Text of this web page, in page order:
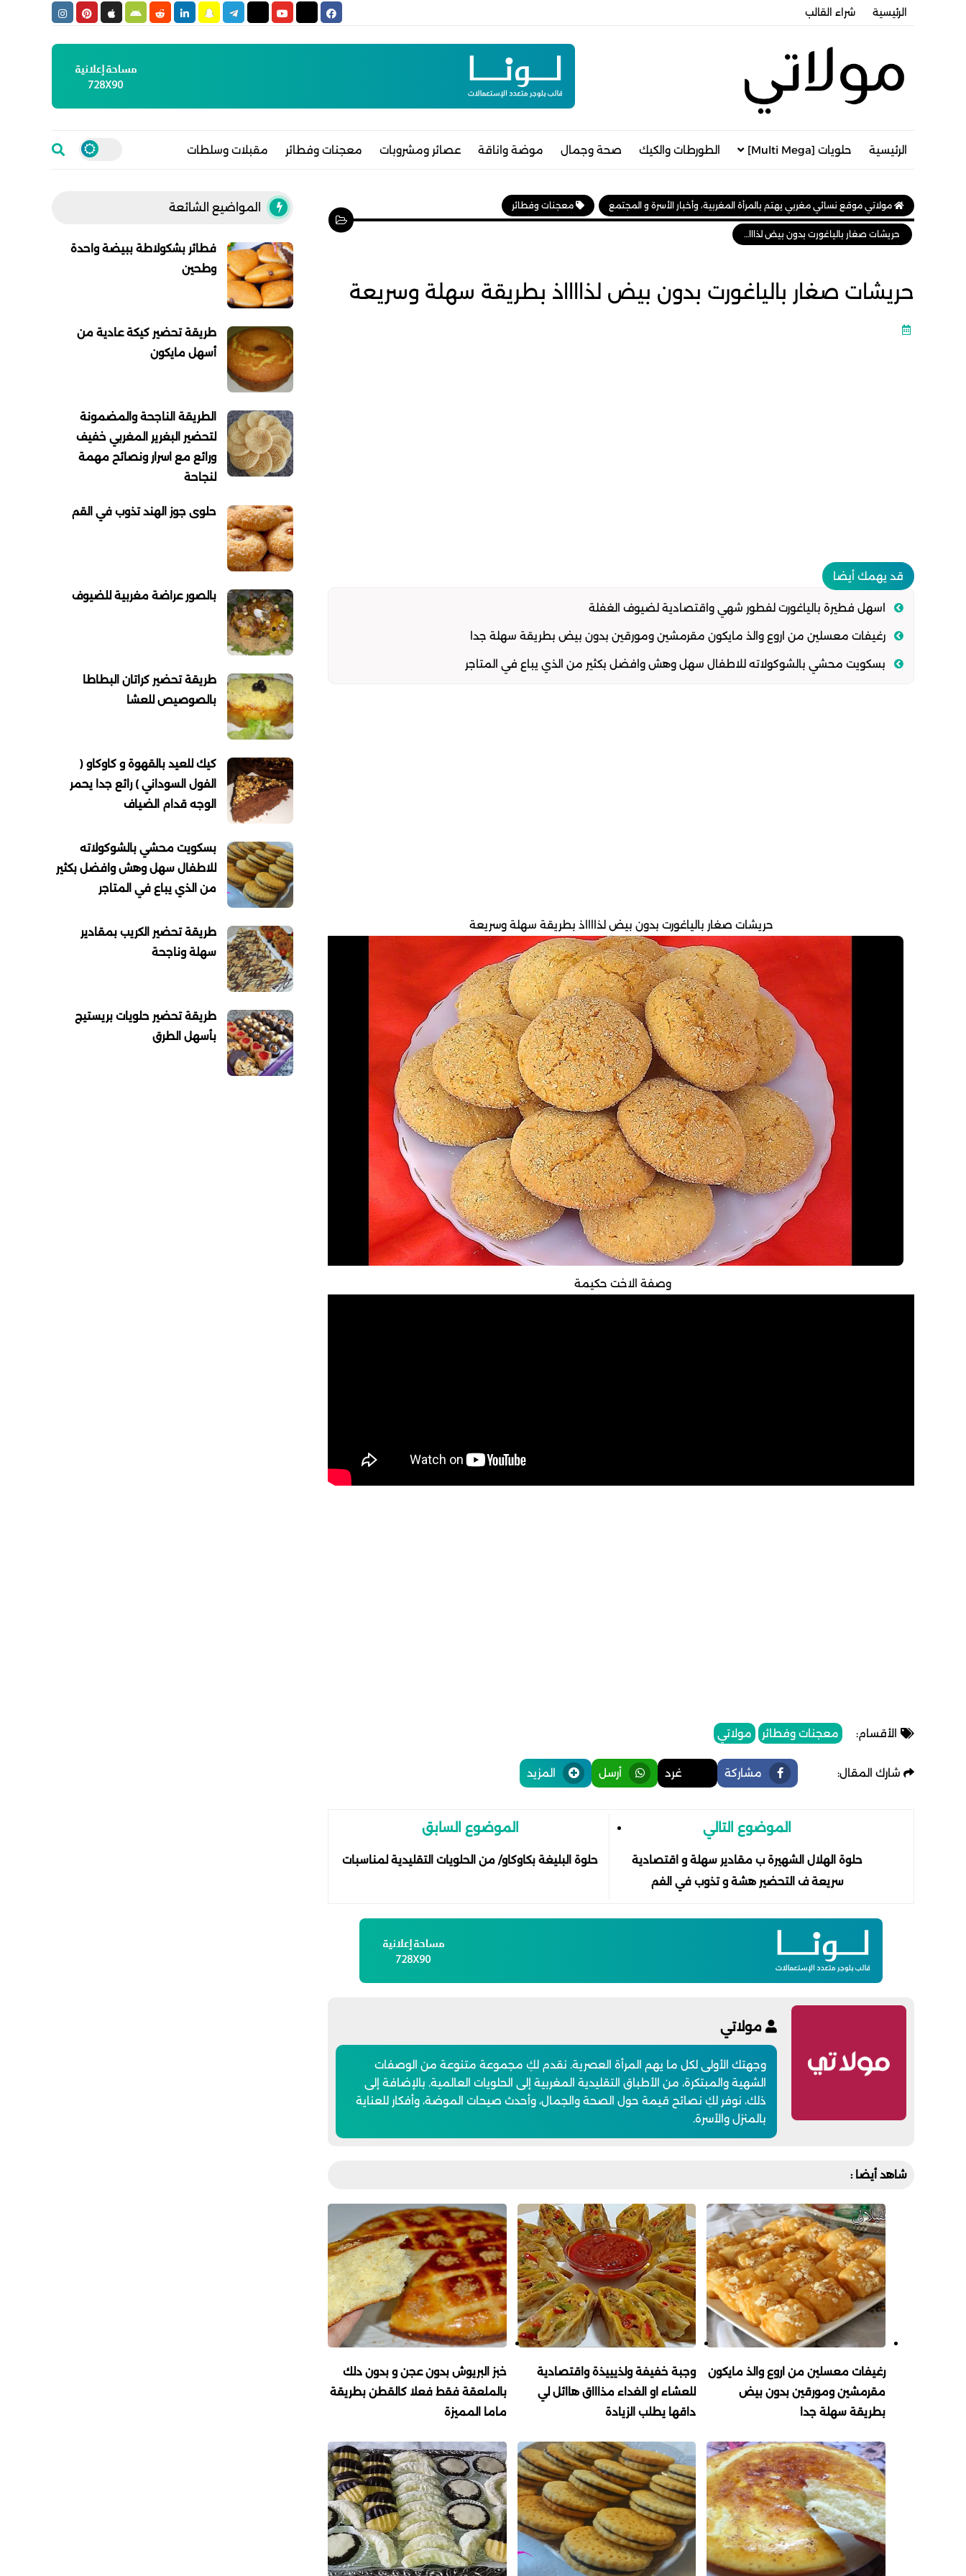
الرئيسية شراء القالب
الرئيسية حلويات [Multi Mega] الطورطات والكيك صحة وجمال موضة واناقة عصائر ومشروبات معجنات وفطائر مقبلات وسلطات
مولاتي موقع نسائي مغربي يهتم بالمرأة المغربية، وأخبار الأسرة و المجتمع معجنات وفطائر
حريشات صغار بالياغورت بدون بيض لذااااذ بطريقة سهلة وسريعة
حريشات صغار بالياغورت بدون بيض لذااااذ بطريقة سهلة وسريعة
قد يهمك أيضا
اسهل فطيرة بالياغورت لفطور شهي واقتصادية لضيوف الغفلة
رغيفات معسلين من اروع والذ مايكون مقرمشين ومورقين بدون بيض بطريقة سهلة جدا
بسكويت محشي بالشوكولاته للاطفال سهل وهش وافضل بكثير من الذي يباع في المتاجر
حريشات صغار بالياغورت بدون بيض لذااااذ بطريقة سهلة وسريعة
وصفة الاخت حكيمة
الأقسام: معجنات وفطائر مولاتي
شارك المقال: مشاركة غرد أرسل المزيد
الموضوع التالي
حلوة الهلال الشهيرة ب مقادير سهلة و اقتصادية
سريعة ف التحضير هشة و تذوب في الفم
الموضوع السابق
حلوة البليغة بكاوكاو/ من الحلويات التقليدية لمناسبات
مولاتي
وجهتك الأولى لكل ما يهم المرأة العصرية. نقدم لكِ مجموعة متنوعة من الوصفات
الشهية والمبتكرة، من الأطباق التقليدية المغربية إلى الحلويات العالمية. بالإضافة إلى
ذلك، نوفر لكِ نصائح قيمة حول الصحة والجمال، وأحدث صيحات الموضة، وأفكار للعناية
بالمنزل والأسرة.
شاهد أيضا :
رغيفات معسلين من اروع والذ مايكون
مقرمشين ومورقين بدون بيض
بطريقة سهلة جدا
وجبة خفيفة ولذيييذة واقتصادية
للعشاء او الغداء مذاااق هاائل لي
داقها يطلب الزيادة
خبز البريوش بدون عجن و بدون دلك
بالملعقة فقط فعلا كالقطن بطريقة
ماما المميزة
المواضيع الشائعة
فطائر بشكولاطة ببيضة واحدة
وطحين
طريقة تحضير كيكة عادية من
أسهل مايكون
الطريقة الناجحة والمضمونة
لتحضير البغرير المغربي خفيف
ورائع مع اسرار ونصائح مهمة
لنجاحة
حلوى جوز الهند تذوب في القم
بالصور عراضة مغربية للضيوف
طريقة تحضير كراتان البطاطا
بالصوصيص للعشا
كيك للعيد بالقهوة و كاوكاو (
الفول السوداني ) رائع جدا يحمر
الوجه قدام الضياف
بسكويت محشي بالشوكولاته
للاطفال سهل وهش وافضل بكثير
من الذي يباع في المتاجر
طريقة تحضير الكريب بمقادير
سهلة وناجحة
طريقة تحضير حلويات بريستيج
بأسهل الطرق